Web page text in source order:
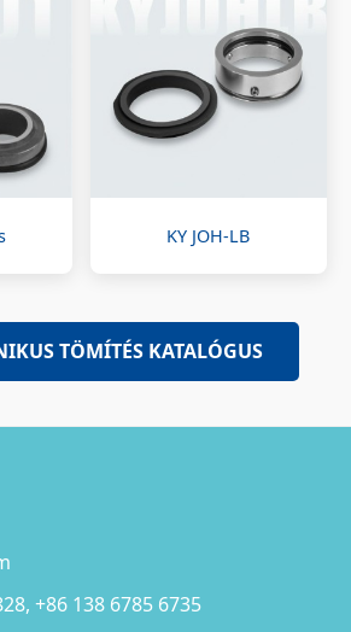
KY JOH-LB
TÖMÍTÉS KATALÓGUS
+86 138 6785 6735